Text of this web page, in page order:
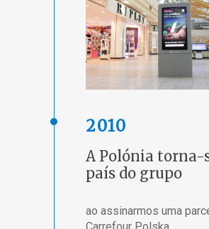
2010
A Polónia torna-
país do grupo
ao assinarmos uma